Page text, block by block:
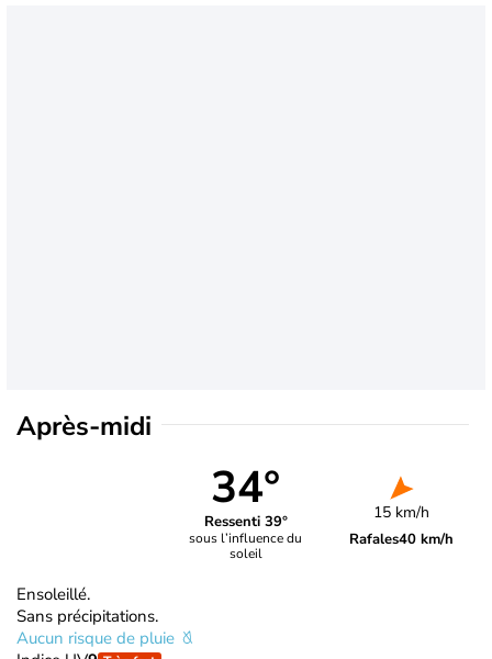
Après-midi
34°
Ressenti 39°
sous l’influence du
soleil
15 km/h
Rafales40 km/h
Ensoleillé.
Sans précipitations.
Aucun risque de pluie